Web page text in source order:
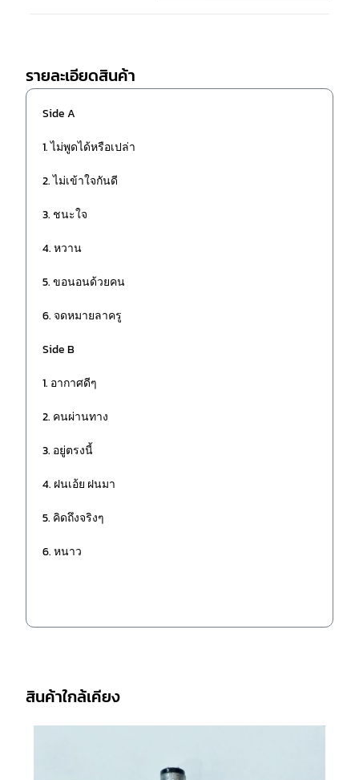
รายละเอียดสินค้า
Side A
1. ไม่พูดได้หรือเปล่า
2. ไม่เข้าใจกันดี
3. ชนะใจ
4. หวาน
5. ขอนอนด้วยคน
6. จดหมายลาครู
Side B
1. อากาศดีๆ
2. คนผ่านทาง
3. อยู่ตรงนี้
4. ฝนเอ้ย ฝนมา
5. คิดถึงจริงๆ
6. หนาว
สินค้าใกล้เคียง